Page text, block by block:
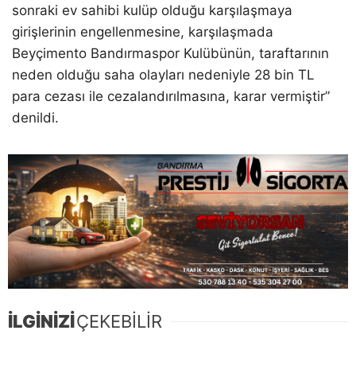
sonraki ev sahibi kulüp olduğu karşılaşmaya
girişlerinin engellenmesine, karşılaşmada
Beyçimento Bandırmaspor Kulübünün, taraftarının
neden olduğu saha olayları nedeniyle 28 bin TL
para cezası ile cezalandırılmasına, karar vermiştir”
denildi.
İLGİNİZİÇEKEBİLİR